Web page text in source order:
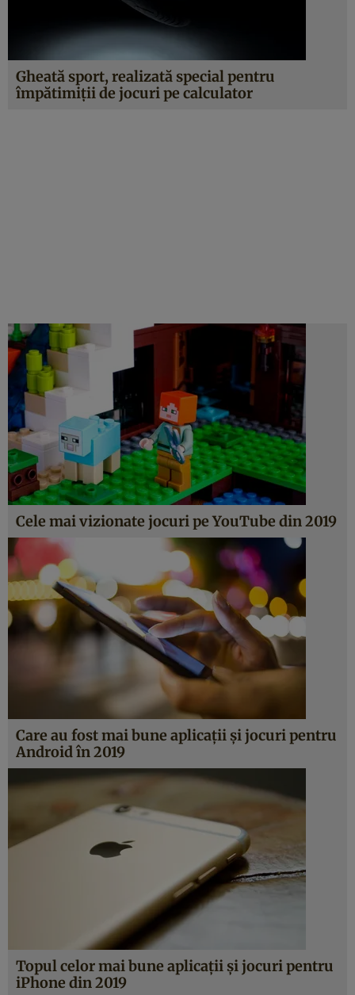
Gheată sport, realizată special pentru
împătimiţii de jocuri pe calculator
Cele mai vizionate jocuri pe YouTube din 2019
Care au fost mai bune aplicaţii şi jocuri pentru
Android în 2019
Topul celor mai bune aplicaţii şi jocuri pentru
iPhone din 2019